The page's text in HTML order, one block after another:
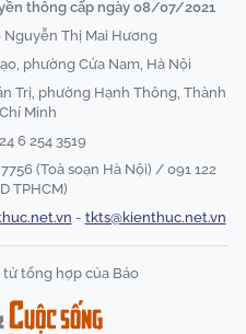
thông cấp ngày 08/07/2021
Nguyễn Thị Mai Hương
phường Cửa Nam, Hà Nội
Trị, phường Hạnh Thông, Thành
Minh
6 254 3519
(Toà soạn Hà Nội) / 091 122
TPHCM)
- tkts@kienthuc.net.vn
tổng hợp của Báo